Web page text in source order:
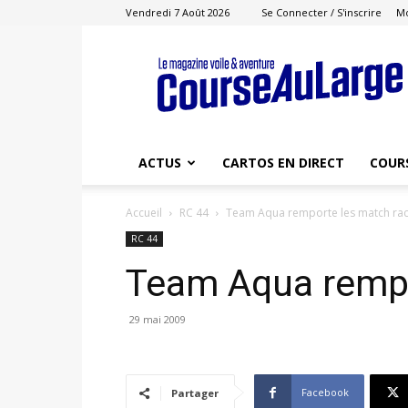
Vendredi 7 Août 2026 Se Connecter / S'inscrire
Course
au
Large
ACTUS CARTOS EN DIRECT
Accueil RC 44 Team Aqua remporte les match
RC 44
Team Aqua
29 mai 2009
Partager Facebook